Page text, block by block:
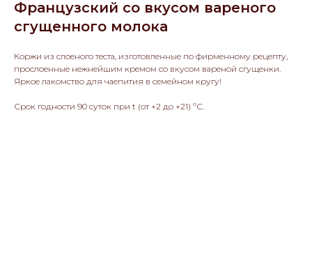
Французский со вкусом вареного
сгущенного молока
Коржи из слоеного теста, изготовленные по фирменному рецепту,
прослоенные нежнейшим кремом со вкусом вареной сгущенки.
Яркое лакомство для чаепития в семейном кругу!
Срок годности 90 суток при t (от +2 до +21) ºС.